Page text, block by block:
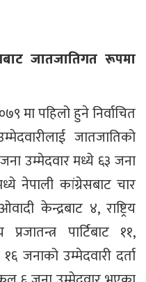
जातजातिगत रूपमा
मा पहिलो हुने निर्वाचित
जातजातिको
उम्मेदवार मध्ये ६३ जना
नेपाली कांग्रेसबाट चार
केन्द्रबाट ४, राष्ट्रिय
प्रजातन्त्र पार्टिबाट ११,
जनाको उम्मेदवारी दर्ता